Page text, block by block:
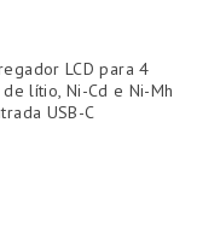
LCD para 4
lítio, Ni-Cd e Ni-Mh
USB-C